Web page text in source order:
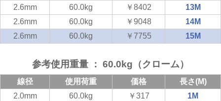
2.6mm
60.0kg ￥8402
13M
2.6mm
60.0kg ￥9048
14M
2.6mm
60.0kg ￥7755 15M
参考使用重量 ： 60.0kg（クローム）
線径 使用荷重 価格
長さ(M)
2.0mm
60.0kg ￥317
1M